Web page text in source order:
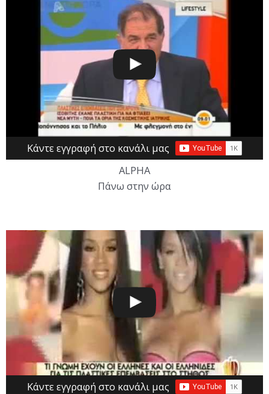
Κάντε εγγραφή στο κανάλι μας
ALPHA
Πάνω στην ώρα
Κάντε εγγραφή στο κανάλι μας